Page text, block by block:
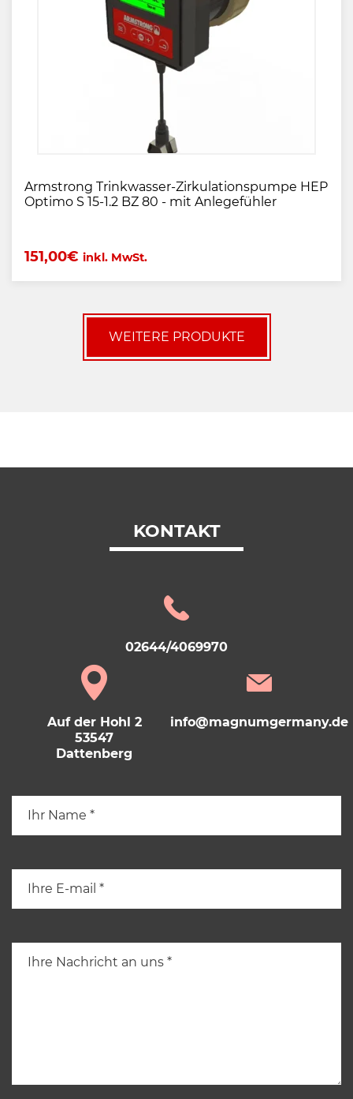
Armstrong Trinkwasser-Zirkulationspumpe HEP
Optimo S 15-1.2 BZ 80 - mit Anlegefühler
151,00€ inkl. MwSt.
WEITERE PRODUKTE
KONTAKT
02644/4069970
Auf der Hohl 2
53547
Dattenberg
info@magnumgermany.de